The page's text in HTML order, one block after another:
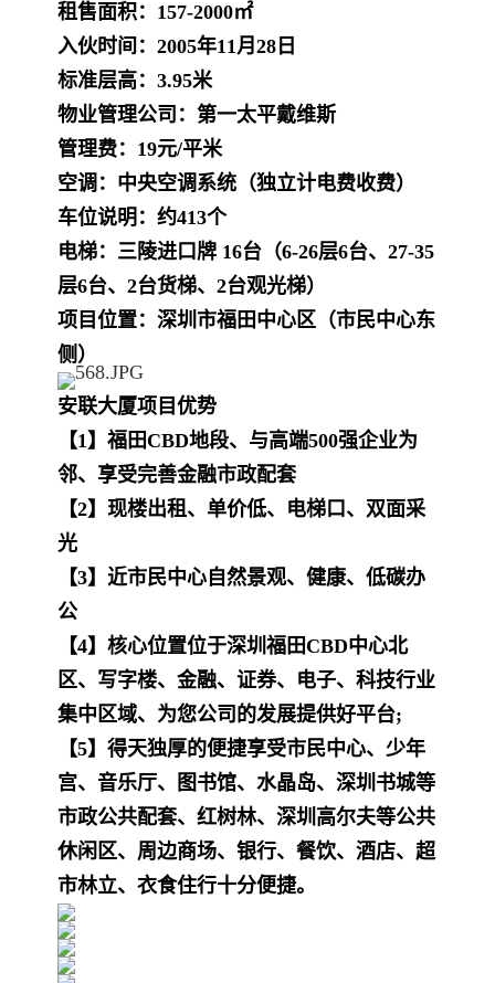
租售面积：157-2000㎡
入伙时间：2005年11月28日
标准层高：3.95米
物业管理公司：第一太平戴维斯
管理费：19元/平米
空调：中央空调系统（独立计电费收费）
车位说明：约413个
电梯：三陵进口牌 16台（6-26层6台、27-35
层6台、2台货梯、2台观光梯）
项目位置：深圳市福田中心区（市民中心东
侧）
安联大厦项目优势
【1】福田CBD地段、与高端500强企业为
邻、享受完善金融市政配套
【2】现楼出租、单价低、电梯口、双面采
光
【3】近市民中心自然景观、健康、低碳办
公
【4】核心位置位于深圳福田CBD中心北
区、写字楼、金融、证券、电子、科技行业
集中区域、为您公司的发展提供好平台;
【5】得天独厚的便捷享受市民中心、少年
宫、音乐厅、图书馆、水晶岛、深圳书城等
市政公共配套、红树林、深圳高尔夫等公共
休闲区、周边商场、银行、餐饮、酒店、超
市林立、衣食住行十分便捷。